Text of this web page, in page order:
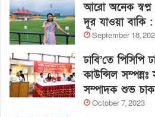
আরো অনেক
দূর যাওয়া বাকি :
September 18,
ঢাবি’তে
কাউন্সিল
সম্পাদক শুভ
October 7, 2023